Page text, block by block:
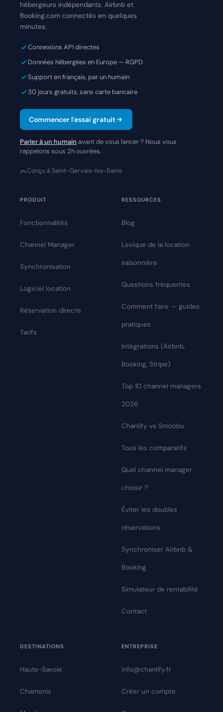
hébergeurs indépendants. Airbnb et
Booking.com connectés en quelques
minutes.
Connexions API directes
Données hébergées en Europe — RGPD
Support en français, par un humain
30 jours gratuits, sans carte bancaire
Commencer l'essai gratuit
Parler à un humain avant de vous lancer ? Nous vous
rappelons sous 2h ouvrées.
Conçu à Saint-Gervais-les-Bains
PRODUIT
Fonctionnalités
Channel Manager
Synchronisation
Logiciel location
Réservation directe
Tarifs
RESSOURCES
Blog
Lexique de la location
saisonnière
Questions fréquentes
Comment faire — guides
pratiques
Intégrations (Airbnb,
Booking, Stripe)
Top 10 channel managers
2026
Chanlify vs Smoobu
Tous les comparatifs
Quel channel manager
choisir ?
Éviter les doubles
réservations
Synchroniser Airbnb &
Booking
Simulateur de rentabilité
Contact
DESTINATIONS
Haute-Savoie
Chamonix
ENTREPRISE
info@chanlify.fr
Créer un compte